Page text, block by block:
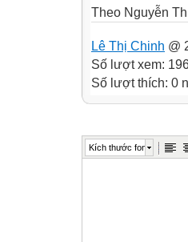
Theo Nguyễn
Lê Thị Chinh @
Số lượt xem:
Số lượt thích: 0
Kích thước font